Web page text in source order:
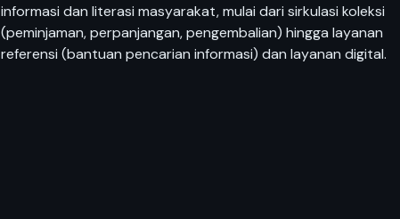
informasi dan literasi masyarakat, mulai dari sirkulasi koleksi
(peminjaman, perpanjangan, pengembalian) hingga layanan
referensi (bantuan pencarian informasi) dan layanan digital.